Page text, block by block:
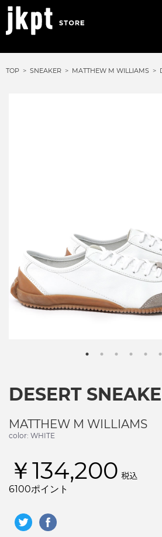
TOP SNEAKER MATTHEW M WILLIAMS
DESERT
MATTHEW M WILLIAMS
color: WHITE
￥134,200 税込
6100ポイント